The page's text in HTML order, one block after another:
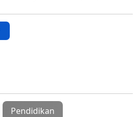
Pendidikan